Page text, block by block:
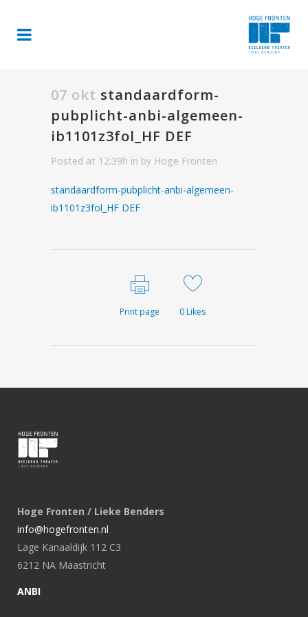
07 okt standaardform-
pubplicht-anbi-algemeen-
ib1101z3fol_HF DEF
Posted at 12:39h in by Hoge Fronten
standaardform-pubplicht-anbi-algemeen-
ib1101z3fol_HF DEF
Print page 0Likes
Hoge Fronten / Lieke Benders
info@hogefronten.nl
Lage Kanaaldijk 112 C3
6212 NA Maastricht
ANBI